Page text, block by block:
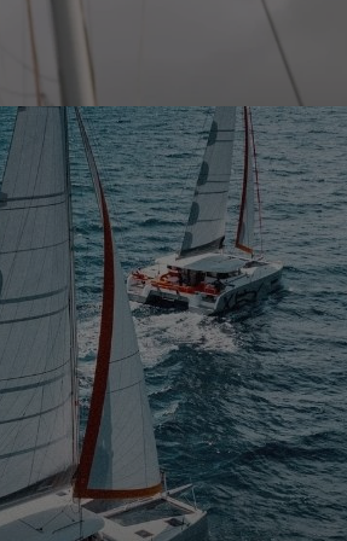
et de succès. Que cette nouvelle année
découvertes.
autoriser